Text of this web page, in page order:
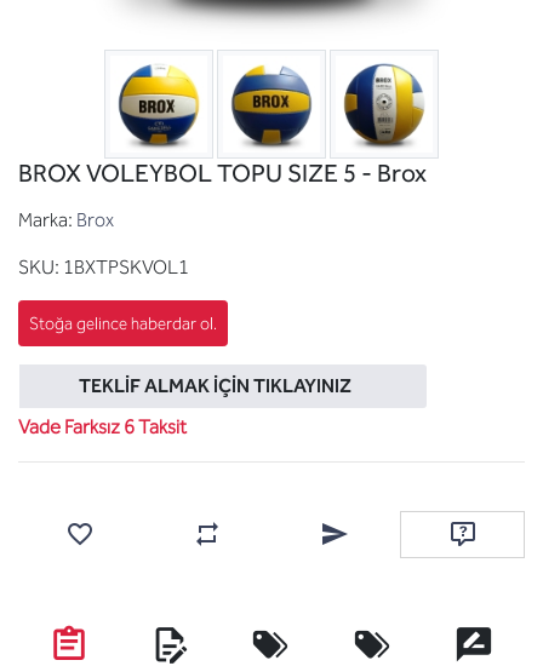
BROX VOLEYBOL TOPU SIZE 5 - Brox
Marka: Brox
SKU: 1BXTPSKVOL1
TEKLIF ALMAK İÇIN TIKLAYINIZ
Vade Farksız 6 Taksit
Karşılaştırma listesine ekleArkadaşına e-posta ile
Soru sor